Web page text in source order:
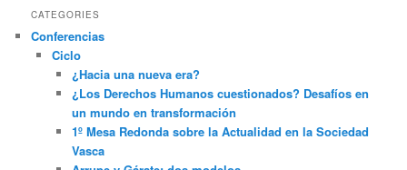
CATEGORIES
Conferencias
Ciclo
¿Hacia una nueva era?
¿Los Derechos Humanos cuestionados? Desafíos en
un mundo en transformación
1º Mesa Redonda sobre la Actualidad en la Sociedad
Vasca